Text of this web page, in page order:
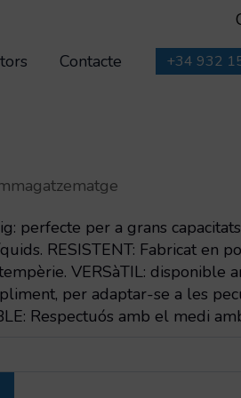
Contacte +34 932
perfecte per a grans
RESISTENT: Fabricat en
VERSàTIL: disponible
per adaptar-se a les
Respectuós amb el medi